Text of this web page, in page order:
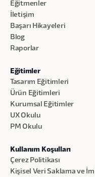
Eğitmenler
İletişim
Başarı Hikayeleri
Blog
Raporlar
Eğitimler
Tasarım Eğitimleri
Ürün Eğitimleri
Kurumsal Eğitimler
UX Okulu
PM Okulu
Kullanım Koşulları
Çerez Politikası
Kişisel Veri Saklama ve